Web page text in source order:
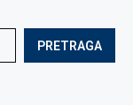
PRETRAGA